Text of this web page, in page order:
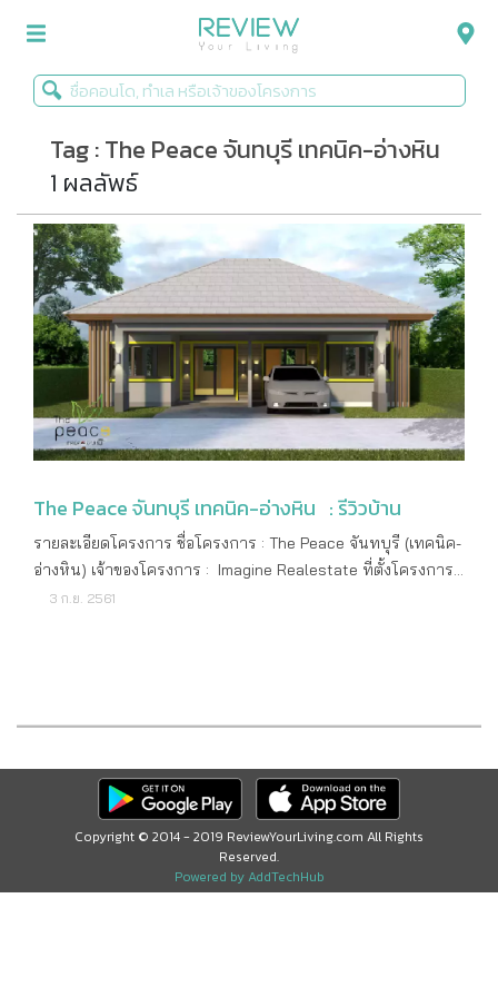
รีวิวคอนโด
รีวิวบ้าน
รีวิวทาวน์โฮม
Life+Style
Infographic
ข่าวโปรโมชั่น
Tag : The Peace จันทบุรี เทคนิค-อ่างหิน
1 ผลลัพธ์
The Peace จันทบุรี เทคนิค-อ่างหิน : รีวิวบ้าน
รายละเอียดโครงการ ชื่อโครงการ : The Peace จันทบุรี (เทคนิค-
อ่างหิน) เจ้าของโครงการ : Imagine Realestate ที่ตั้งโครงการ
: ตรงข้ามอ่างหิน ใกล้วิทยาลัยเทคนิค ใกล้บิ๊กซี ใกล้สำนักงานส่วน
โครงการ : The Peace จันทบุรี (เทคนิค- อ่างหิน) บ้านแฝดสไตล์
Realestate สถานที่ใกล้เคียง : วิทยาลัยเทคนิค , บิ๊กซี , สำนักงาน
ส่วนราชการเขตเทศบาลตำบลเกาะขวาง
3 ก.ย. 2561
Copyright © 2014 - 2019 ReviewYourLiving.com All Rights
Reserved.
Powered by AddTechHub